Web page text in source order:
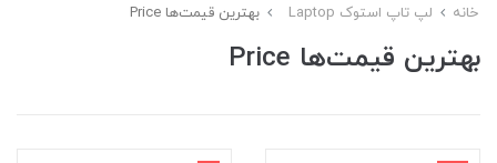
خانه لپ تاپ استوک Laptop بهترین قیمت‌ها Price
بهترین قیمت‌ها Price